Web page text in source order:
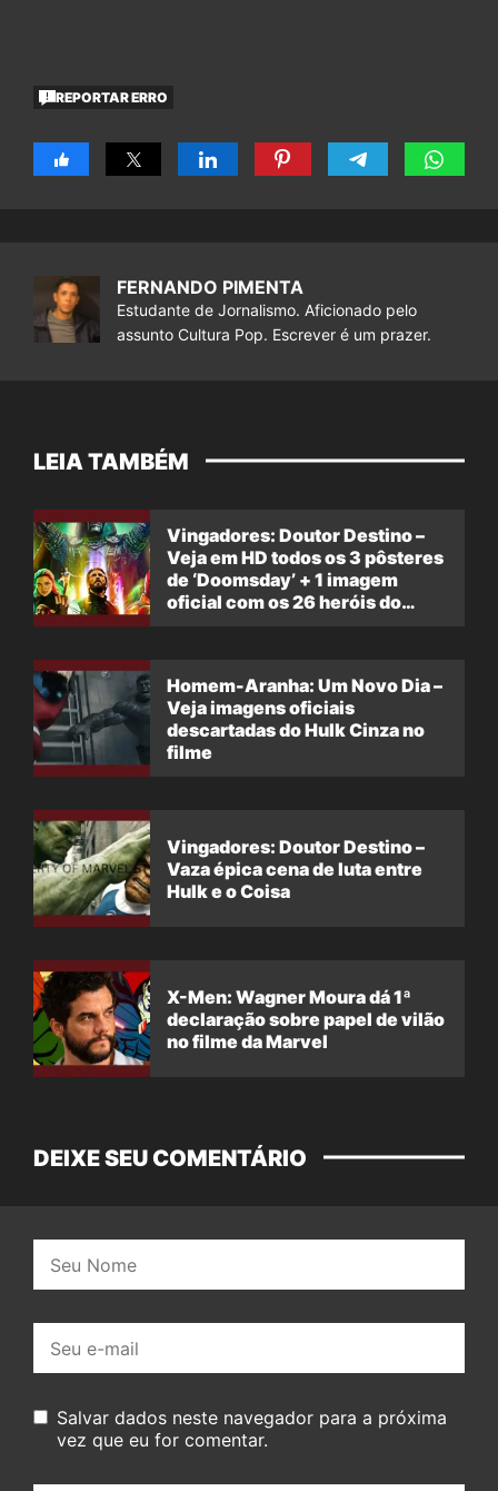
REPORTAR ERRO
FERNANDO PIMENTA
Estudante de Jornalismo. Aficionado pelo
assunto Cultura Pop. Escrever é um prazer.
LEIA TAMBÉM
Vingadores: Doutor Destino –
Veja em HD todos os 3 pôsteres
de ‘Doomsday’ + 1 imagem
oficial com os 26 heróis do
Homem-Aranha: Um Novo Dia –
Veja imagens oficiais
descartadas do Hulk Cinza no
filme
Vingadores: Doutor Destino –
Vaza épica cena de luta entre
Hulk e o Coisa
X-Men: Wagner Moura dá 1ª
declaração sobre papel de vilão
no filme da Marvel
DEIXE SEU COMENTÁRIO
mail:
Salvar dados neste navegador para a próxima
vez que eu for comentar.